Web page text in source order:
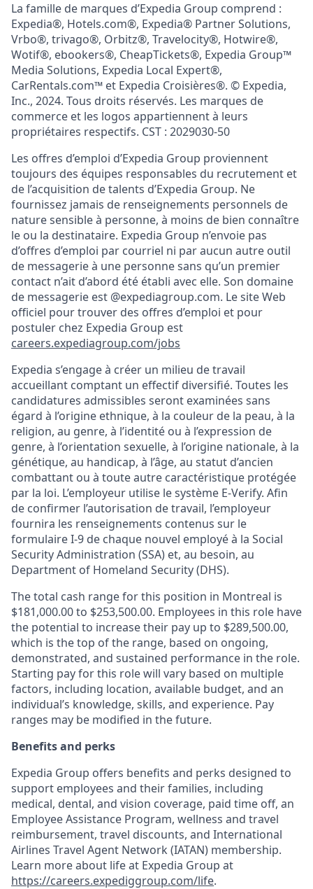
La famille de marques d’Expedia Group comprend :
Expedia®, Hotels.com®, Expedia® Partner Solutions,
Vrbo®, trivago®, Orbitz®, Travelocity®, Hotwire®,
Wotif®, ebookers®, CheapTickets®, Expedia Group™
Media Solutions, Expedia Local Expert®,
CarRentals.com™ et Expedia Croisières®. © Expedia,
Inc., 2024. Tous droits réservés. Les marques de
commerce et les logos appartiennent à leurs
propriétaires respectifs. CST : 2029030-50
Les offres d’emploi d’Expedia Group proviennent
toujours des équipes responsables du recrutement et
de l’acquisition de talents d’Expedia Group. Ne
fournissez jamais de renseignements personnels de
nature sensible à personne, à moins de bien connaître
le ou la destinataire. Expedia Group n’envoie pas
d’offres d’emploi par courriel ni par aucun autre outil
de messagerie à une personne sans qu’un premier
contact n’ait d’abord été établi avec elle. Son domaine
de messagerie est @expediagroup.com. Le site Web
officiel pour trouver des offres d’emploi et pour
postuler chez Expedia Group est
careers.expediagroup.com/jobs
Expedia s’engage à créer un milieu de travail
accueillant comptant un effectif diversifié. Toutes les
candidatures admissibles seront examinées sans
égard à l’origine ethnique, à la couleur de la peau, à la
religion, au genre, à l’identité ou à l’expression de
genre, à l’orientation sexuelle, à l’origine nationale, à la
génétique, au handicap, à l’âge, au statut d’ancien
combattant ou à toute autre caractéristique protégée
par la loi. L’employeur utilise le système E-Verify. Afin
de confirmer l’autorisation de travail, l’employeur
fournira les renseignements contenus sur le
formulaire I-9 de chaque nouvel employé à la Social
Security Administration (SSA) et, au besoin, au
Department of Homeland Security (DHS).
The total cash range for this position in Montreal is
$181,000.00 to $253,500.00. Employees in this role have
the potential to increase their pay up to $289,500.00,
which is the top of the range, based on ongoing,
demonstrated, and sustained performance in the role.
Starting pay for this role will vary based on multiple
factors, including location, available budget, and an
individual’s knowledge, skills, and experience. Pay
ranges may be modified in the future.
Benefits and perks
Expedia Group offers benefits and perks designed to
support employees and their families, including
medical, dental, and vision coverage, paid time off, an
Employee Assistance Program, wellness and travel
reimbursement, travel discounts, and International
Airlines Travel Agent Network (IATAN) membership.
Learn more about life at Expedia Group at
https://careers.expediggroup.com/life.